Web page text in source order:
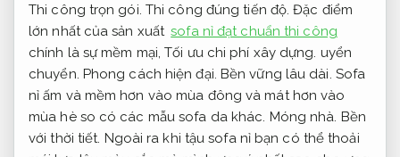
Thi công trọn gói. Thi công đúng tiến độ. Đặc điểm
lớn nhất của sản xuất sofa nỉ đạt chuẩn thi công
chính là sự mềm mại,Tối ưu chi phí xây dựng. uyển
chuyển. Phong cách hiện đại. Bền vững lâu dài. Sofa
nỉ ấm và mềm hơn vào mùa đông và mát hơn vào
mùa hè so có các mẫu sofa da khác. Móng nhà. Bền
với thời tiết. Ngoài ra khi tậu sofa nỉ bạn có thể thoải